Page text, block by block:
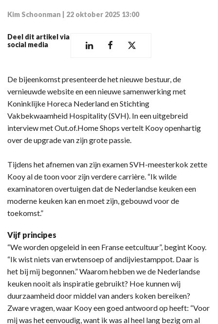
Kim Schoonman 22 oktober 2025 13:00
Deel dit artikel via
social media
De bijeenkomst presenteerde het nieuwe bestuur, de
vernieuwde website en een nieuwe samenwerking met
Koninklijke Horeca Nederland en Stichting
Vakbekwaamheid Hospitality (SVH). In een uitgebreid
interview met Out.of.Home Shops vertelt Kooy openhartig
over de upgrade van zijn grote passie.
Tijdens het afnemen van zijn examen SVH-meesterkok zette
Kooy al de toon voor zijn verdere carrière. “Ik wilde
examinatoren overtuigen dat de Nederlandse keuken een
moderne keuken kan en moet zijn, gebouwd voor de
toekomst.”
Vijf principes
“We worden opgeleid in een Franse eetcultuur”, begint Kooy.
“Ik wist niets van erwtensoep of andijviestamppot. Daar is
het bij mij begonnen.” Waarom hebben we de Nederlandse
keuken nooit als inspiratie gebruikt? Hoe kunnen wij
duurzaamheid door middel van anders koken bereiken?
Zware vragen, waar Kooy een goed antwoord op heeft: “Voor
mij was het eenvoudig, want ik was al heel lang bezig om al